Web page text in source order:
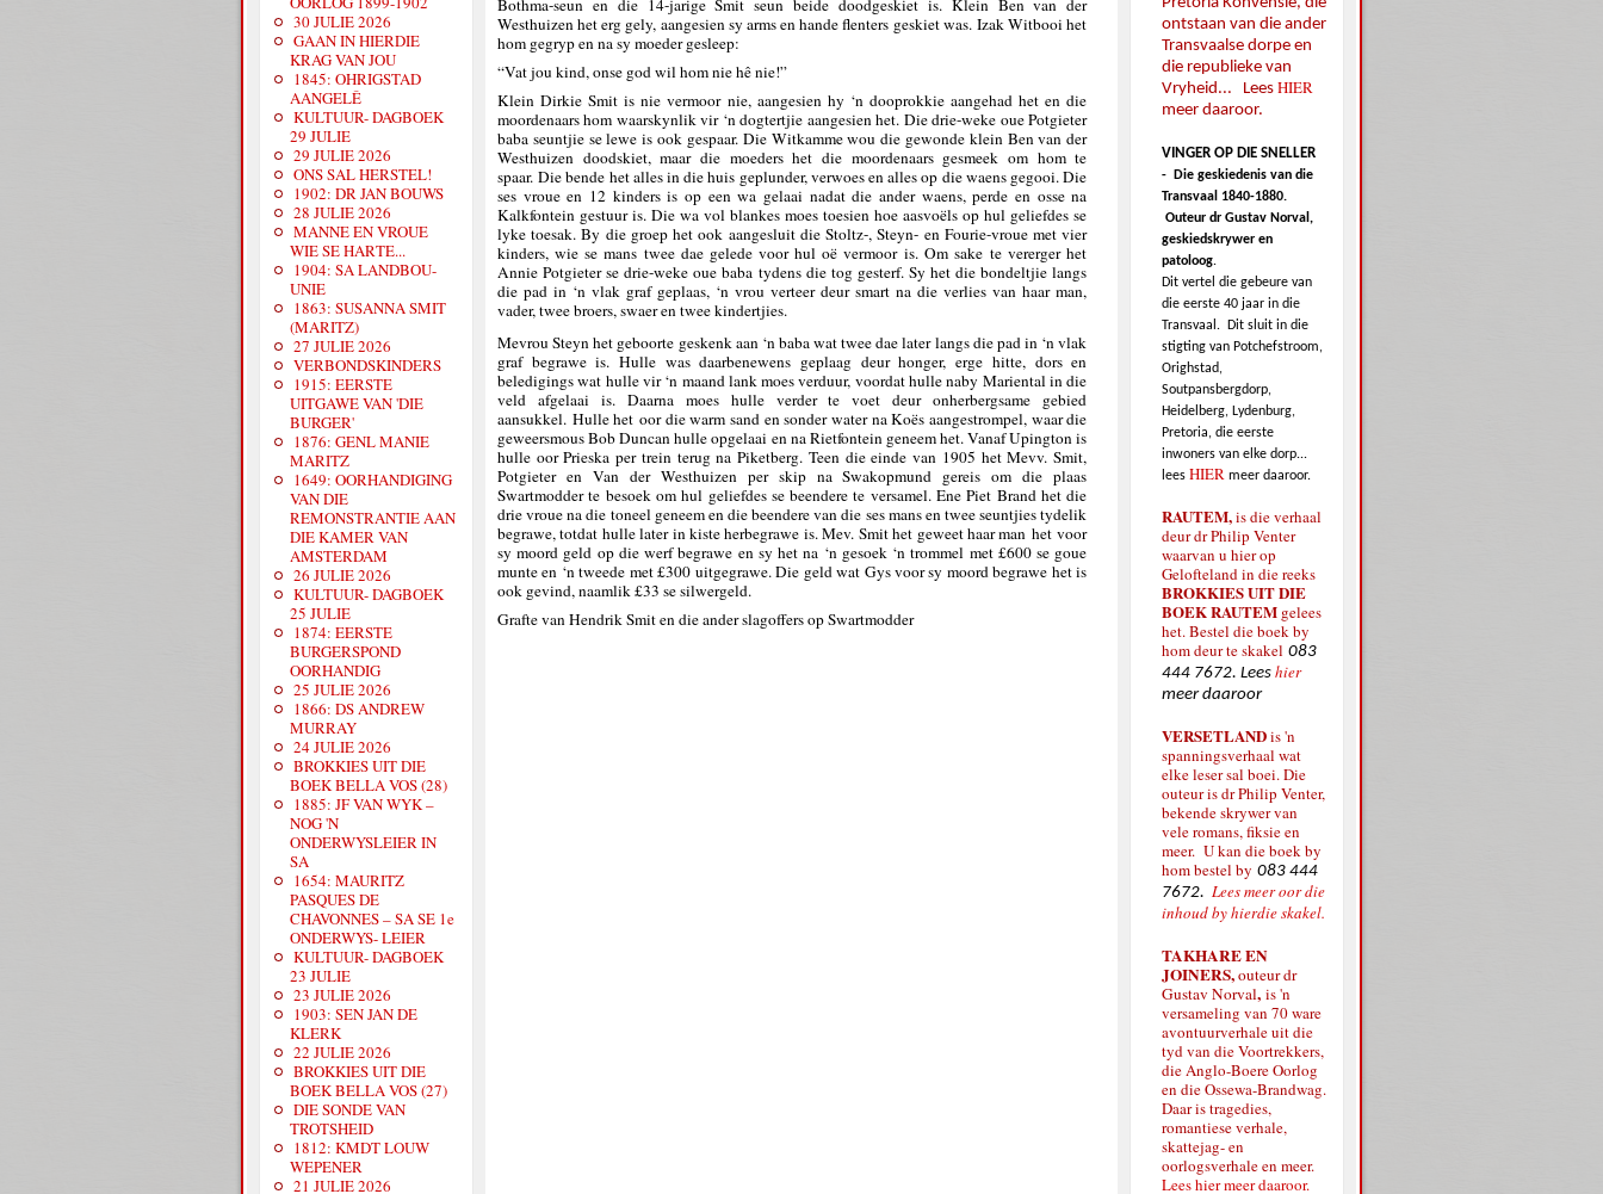
30 JULIE 2026
GAAN IN HIERDIE
KRAG VAN JOU
1845: OHRIGSTAD
AANGELÊ
KULTUUR- DAGBOEK
29 JULIE
29 JULIE 2026
ONS SAL HERSTEL!
1902: DR JAN BOUWS
28 JULIE 2026
MANNE EN VROUE
WIE SE HARTE...
1904: SA LANDBOU-
UNIE
1863: SUSANNA SMIT
(MARITZ)
27 JULIE 2026
VERBONDSKINDERS
1915: EERSTE
UITGAWE VAN 'DIE
BURGER'
1876: GENL MANIE
MARITZ
1649: OORHANDIGING
VAN DIE
REMONSTRANTIE AAN
DIE KAMER VAN
AMSTERDAM
26 JULIE 2026
KULTUUR- DAGBOEK
25 JULIE
1874: EERSTE
BURGERSPOND
OORHANDIG
25 JULIE 2026
1866: DS ANDREW
MURRAY
24 JULIE 2026
BROKKIES UIT DIE
BOEK BELLA VOS (28)
1885: JF VAN WYK –
NOG 'N
ONDERWYSLEIER IN
SA
1654: MAURITZ
PASQUES DE
CHAVONNES – SA SE 1e
ONDERWYS- LEIER
KULTUUR- DAGBOEK
23 JULIE
23 JULIE 2026
1903: SEN JAN DE
KLERK
22 JULIE 2026
BROKKIES UIT DIE
BOEK BELLA VOS (27)
DIE SONDE VAN
TROTSHEID
1812: KMDT LOUW
WEPENER
21 JULIE 2026
Bothma-seun en die 14-jarige Smit seun beide doodgeskiet is. Klein Ben van der
Westhuizen het erg gely, aangesien sy arms en hande flenters geskiet was. Izak Witbooi het
hom gegryp en na sy moeder gesleep:
“Vat jou kind, onse god wil hom nie hê nie!”
Klein Dirkie Smit is nie vermoor nie, aangesien hy ‘n dooprokkie aangehad het en die
moordenaars hom waarskynlik vir ‘n dogtertjie aangesien het. Die drie-weke oue Potgieter
baba seuntjie se lewe is ook gespaar. Die Witkamme wou die gewonde klein Ben van der
Westhuizen doodskiet, maar die moeders het die moordenaars gesmeek om hom te
spaar.Die bende het alles in die huis geplunder, verwoes en alles op die waens gegooi. Die
ses vroue en 12 kinders is op een wa gelaai nadat die ander waens, perde en osse na
Kalkfontein gestuur is. Die wa vol blankes moes toesien hoe aasvoëls op hul geliefdes se
lyke toesak. By die groep het ook aangesluit die Stoltz-, Steyn- en Fourie-vroue met vier
kinders, wie se mans twee dae gelede voor hul oë vermoor is. Om sake te vererger het
Annie Potgieter se drie-weke oue baba tydens die tog gesterf. Sy het die bondeltjie langs
die pad in ‘n vlak graf geplaas, ‘n vrou verteer deur smart na die verlies van haar man,
vader, twee broers, swaer en twee kindertjies.
Mevrou Steyn het geboorte geskenk aan ‘n baba wat twee dae later langs die pad in ‘n vlak
graf begrawe is. Hulle was daarbenewens geplaag deur honger, erge hitte, dors en
beledigings wat hulle vir ‘n maand lank moes verduur, voordat hulle naby Mariental in die
veld afgelaai is. Daarna moes hulle verder te voet deur onherbergsame gebied
aansukkel. Hulle het oor die warm sand en sonder water na Koës aangestrompel, waar die
geweersmous Bob Duncan hulle opgelaai en na Rietfontein geneem het. Vanaf Upington is
hulle oor Prieska per trein terug na Piketberg. Teen die einde van 1905 het Mevv. Smit,
Potgieter en Van der Westhuizen per skip na Swakopmund gereis om die plaas
Swartmodder te besoek om hul geliefdes se beendere te versamel. Ene Piet Brand het die
drie vroue na die toneel geneem en die beendere van die ses mans en twee seuntjies tydelik
begrawe, totdat hulle later in kiste herbegrawe is. Mev. Smit het geweet haar man hetvoor
sy moord geld op die werf begrawe en sy het na ‘n gesoek ‘n trommel met £600 se goue
munte en ‘n tweede met £300 uitgegrawe. Die geld wat Gys voor sy moord begrawe het is
ook gevind, naamlik £33 se silwergeld.
Grafte van Hendrik Smit en die ander slagoffers op Swartmodder
ontstaan van die ander
Transvaalse dorpe en
die republieke van
Vryheid... Lees HIER
meer daaroor.
VINGER OP DIE SNELLER
-
Die geskiedenis van die
Transvaal 1840-1880.
Outeur dr Gustav Norval,
geskiedskrywer en
patoloog.
Dit vertel die gebeure van
die eerste 40 jaar in die
Transvaal.
Dit sluit in die
stigting van Potchefstroom,
Orighstad,
Soutpansbergdorp,
Heidelberg, Lydenburg,
Pretoria, die eerste
inwoners van elke dorp...
lees HIER meer daaroor.
RAUTEM,is die verhaal
deur dr Philip Venter
waarvan u hier op
Gelofteland in die reeks
BROKKIES UIT DIE
BOEK RAUTEM gelees
het. Bestel die boek by
hom deur te skakel 083
444 7672. Lees hier
meer daaroor
VERSETLANDis 'n
spanningsverhaal wat
elke leser sal boei. Die
outeur is dr Philip Venter,
bekende skrywer van
vele romans, fiksie en
meer. U kan die boek by
hom bestel by 083 444
7672. Lees meer oor die
inhoud by hierdie skakel.
TAKHARE EN
JOINERS,outeur dr
Gustav Norval, is 'n
versameling van 70 ware
avontuurverhale uit die
tyd van die Voortrekkers,
die Anglo-Boere Oorlog
en die Ossewa-Brandwag.
Daar is tragedies,
romantiese verhale,
skattejag- en
oorlogsverhale en meer.
Lees hier meer daaroor.